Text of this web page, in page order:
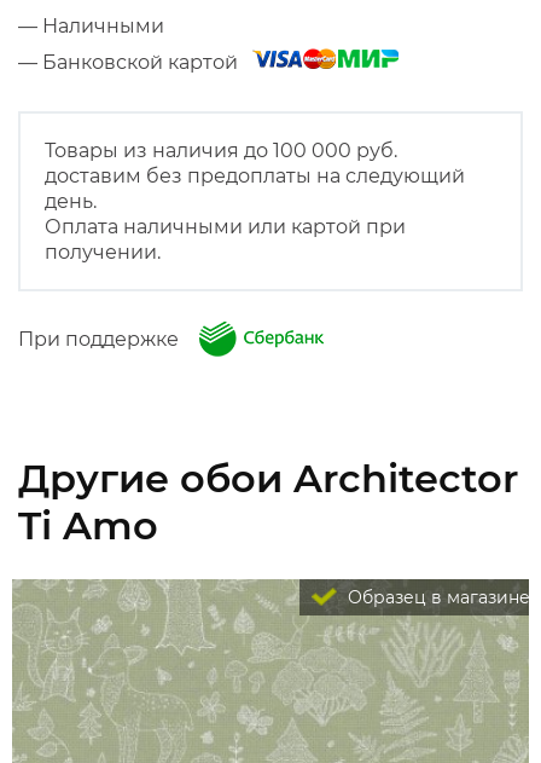
— Наличными
— Банковской картой
Товары из наличия до 100 000 руб.
доставим без предоплаты на следующий
день.
Оплата наличными или картой при
получении.
При поддержке
Другие обои Architector
Ti Amo
Образец в магазине